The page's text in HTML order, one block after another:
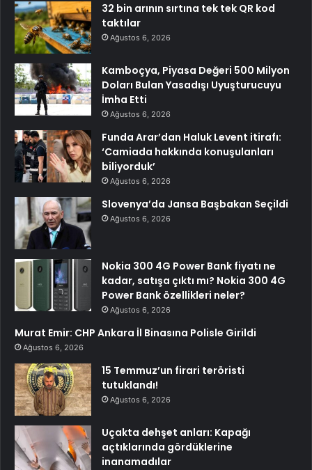
32 bin arının sırtına tek tek QR kod
taktılar
Ağustos 6, 2026
Kamboçya, Piyasa Değeri 500 Milyon
Doları Bulan Yasadışı Uyuşturucuyu
İmha Etti
Ağustos 6, 2026
Funda Arar’dan Haluk Levent itirafı:
‘Camiada hakkında konuşulanları
biliyorduk’
Ağustos 6, 2026
Slovenya’da Jansa Başbakan Seçildi
Ağustos 6, 2026
Nokia 300 4G Power Bank fiyatı ne
kadar, satışa çıktı mı? Nokia 300 4G
Power Bank özellikleri neler?
Ağustos 6, 2026
Murat Emir: CHP Ankara İl Binasına Polisle Girildi
Ağustos 6, 2026
15 Temmuz’un firari teröristi
tutuklandı!
Ağustos 6, 2026
Uçakta dehşet anları: Kapağı
açtıklarında gördüklerine
inanamadılar